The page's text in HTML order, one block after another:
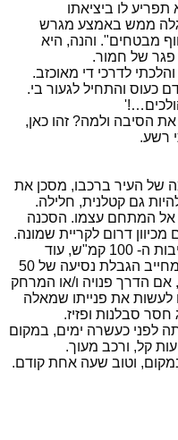
לו ביציאתו
ממש באמצע מגרש
מבטחים". והנה, היא
של חמור.
לדרכי די מאוכזב.
כעוס והתחיל לגעור בי.
את הסיבה ולמה? זהו כאן,
רשע.
של העיר ברכבו, מסכן את
גם קטלנית, חלילה.
אל המתחם עצמו. הסכנה
דרום לקריית שמונה.
הם מגיעים במהירות מסחררת, בסביבות ה- 100 קמ"ש, עוד
בטרם הפנימו שנכנסו לשטח עירוני המחייב הגבלת נסיעה של 50
אם הדרך פנויה ו/או המרחק
לעשות את פנייתו שמאלה
סבלנות ופזיז.
לפני כעשרה ימים, במקום
קל, ורכב מעוך.
וטוב שעה אחת קודם.